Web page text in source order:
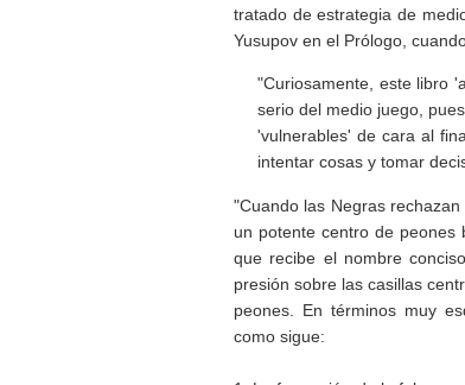
tratado de estrategia de
Yusupov en el Prólogo,
"Curiosamente, este libro
serio del medio juego,
'vulnerables' de cara al
intentar cosas y tomar
"Cuando las Negras
un potente centro de peones
que recibe el nombre
presión sobre las casillas
peones. En términos muy
como sigue: